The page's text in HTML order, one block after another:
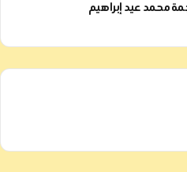
محمد عيد إبراهيم